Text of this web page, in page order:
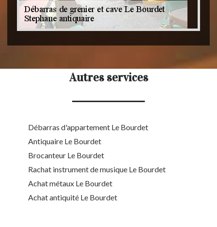
Autres services
Débarras d'appartement Le Bourdet
Antiquaire Le Bourdet
Brocanteur Le Bourdet
Rachat instrument de musique Le Bourdet
Achat métaux Le Bourdet
Achat antiquité Le Bourdet